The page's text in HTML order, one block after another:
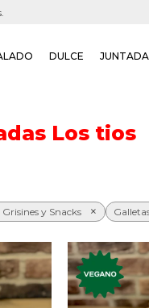
DULCE
Los tios
Grisines y Snacks